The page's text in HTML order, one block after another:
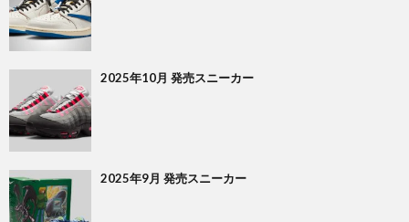
2025年10月 発売スニーカー
2025年9月 発売スニーカー